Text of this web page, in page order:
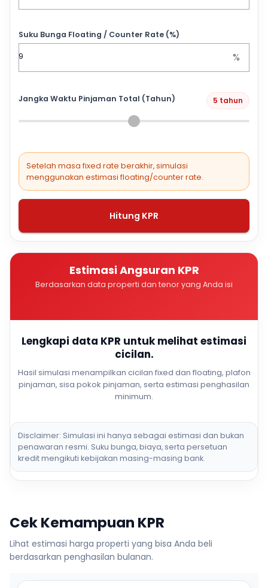
Suku Bunga Floating / Counter Rate (%)
%
Jangka Waktu Pinjaman Total (Tahun) 5 tahun
Setelah masa fixed rate berakhir, simulasi
menggunakan estimasi floating/counter rate.
Hitung KPR
Estimasi Angsuran KPR
Berdasarkan data properti dan tenor yang Anda isi
Lengkapi data KPR untuk melihat estimasi
cicilan.
Hasil simulasi menampilkan cicilan fixed dan floating, plafon
pinjaman, sisa pokok pinjaman, serta estimasi penghasilan
minimum.
Disclaimer: Simulasi ini hanya sebagai estimasi dan bukan
penawaran resmi. Suku bunga, biaya, serta persetuan
kredit mengikuti kebijakan masing-masing bank.
Cek Kemampuan KPR
Lihat estimasi harga properti yang bisa Anda beli
berdasarkan penghasilan bulanan.